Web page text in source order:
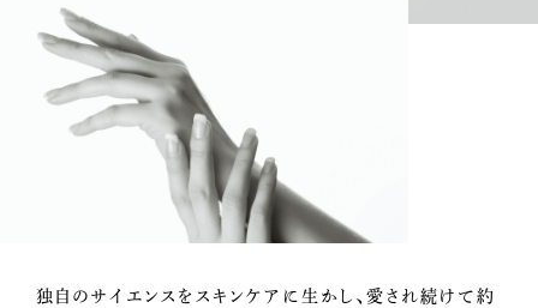
独自のサイエンスをスキンケアに生かし、愛され続けて約